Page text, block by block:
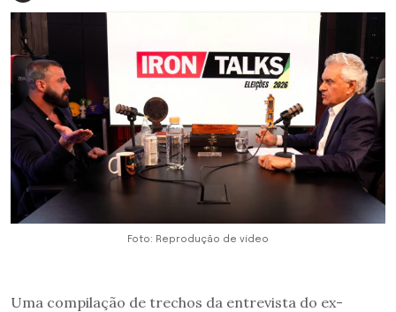
Foto: Reprodução de vídeo
Uma compilação de trechos da entrevista do ex-